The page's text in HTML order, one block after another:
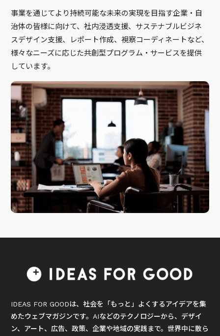
事業を通じてより持続可能な未来の実現を目指す企業・自
治体の皆様に向けて、社内浸透支援、サステナブルビジネ
スデザイン支援、レポート作成、視察コーディネートなど、
様々なニーズに応じた共創型プログラム・サービスを提供
しています。
IDEAS FOR GOODは、社会を「もっと」よくするアイデアを集
めたウェブマガジンです。AIなどのテクノロジーから、デザイ
ン、アート、広告、政策、企業や地域の実践まで。世界中に散ら